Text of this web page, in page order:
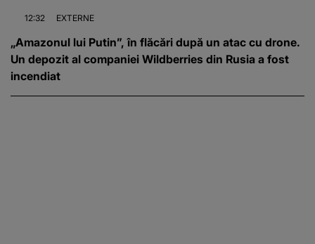
12:32 EXTERNE
„Amazonul lui Putin”, în flăcări după un atac cu drone.
Un depozit al companiei Wildberries din Rusia a fost
incendiat